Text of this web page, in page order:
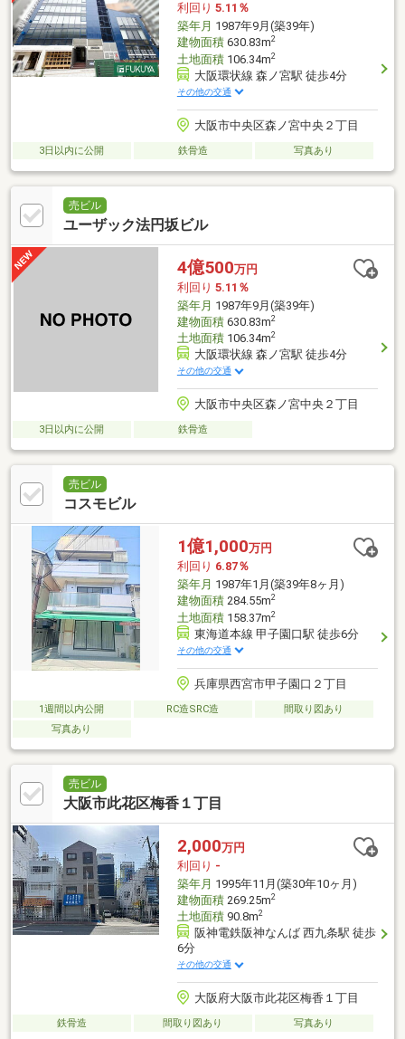
利回り 5.11％
築年月 1987年9月(築39年)
建物面積630.83m2
土地面積106.34m2
大阪環状線 森ノ宮駅 徒歩4分
その他の交通
大阪市中央区森ノ宮中央２丁目
3日以内に公開 鉄骨造 写真あり
売ビル
ユーザック法円坂ビル
4億500万円
利回り 5.11％
築年月 1987年9月(築39年)
建物面積630.83m2
土地面積106.34m2
大阪環状線 森ノ宮駅 徒歩4分
その他の交通
大阪市中央区森ノ宮中央２丁目
3日以内に公開 鉄骨造
売ビル
コスモビル
1億1,000万円
利回り 6.87％
築年月 1987年1月(築39年8ヶ月)
建物面積284.55m2
土地面積158.37m2
東海道本線 甲子園口駅 徒歩6分
その他の交通
兵庫県西宮市甲子園口２丁目
1週間以内公開 RC造SRC造
間取り図あり
写真あり
売ビル
大阪市此花区梅香１丁目
2,000万円
利回り -
築年月 1995年11月(築30年10ヶ月)
建物面積269.25m2
土地面積90.8m2
阪神電鉄阪神なんば 西九条駅 徒歩
6分
その他の交通
大阪府大阪市此花区梅香１丁目
鉄骨造 間取り図あり 写真あり